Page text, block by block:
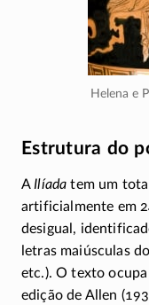
Helena e
Estrutura do
A Ilíada tem um
artificialmente em
desigual,
letras maiúsculas
etc.). O texto
edição de Allen